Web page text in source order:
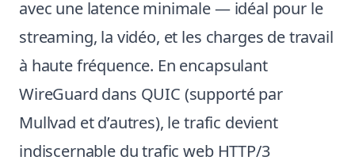
avec une latence minimale — idéal pour le
streaming, la vidéo, et les charges de travail
à haute fréquence. En encapsulant
WireGuard dans QUIC (supporté par
Mullvad et d’autres), le trafic devient
indiscernable du trafic web HTTP/3